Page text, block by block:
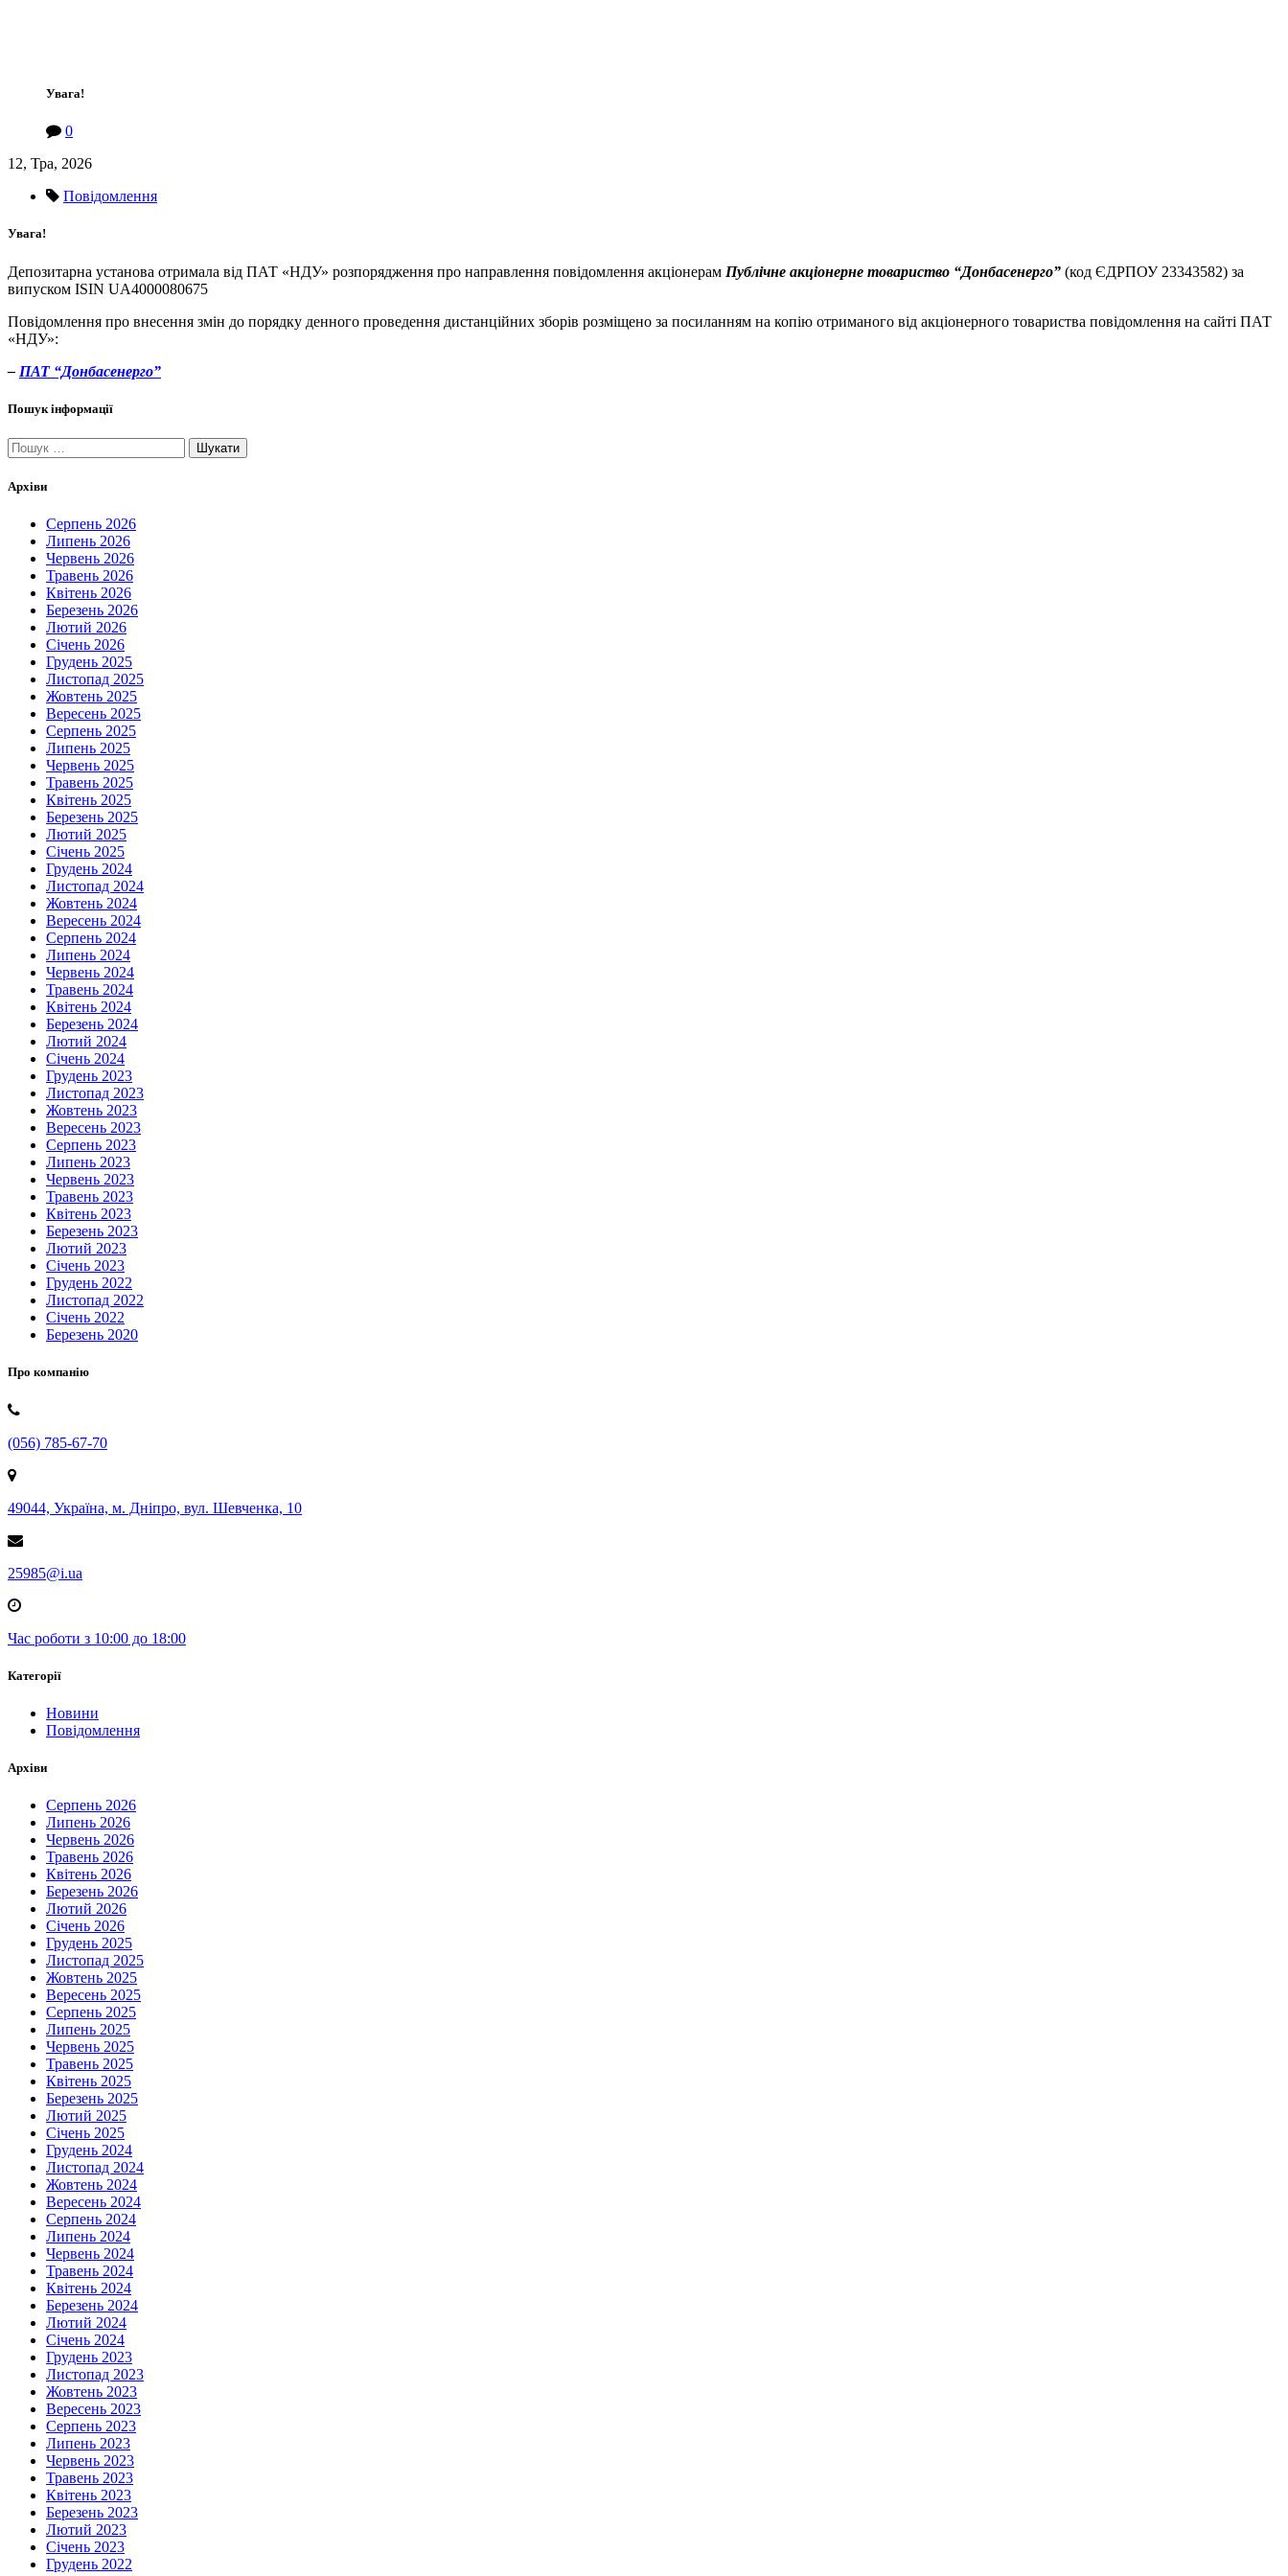
Увага!
0
12, Тра, 2026
Повідомлення
Увага!
Депозитарна установа отримала від ПАТ «НДУ» розпорядження про направлення повідомлення акціонерам Публічне акціонерне товариство “Донбасенерго” (код ЄДРПОУ 23343582) за
випуском ISIN UA4000080675
Повідомлення про внесення змін до порядку денного проведення дистанційних зборів розміщено за посиланням на копію отриманого від акціонерного товариства повідомлення на сайті ПАТ
«НДУ»:
– ПАТ “Донбасенерго”
Пошук інформації
Пошук:
Архіви
Серпень 2026
Липень 2026
Червень 2026
Травень 2026
Квітень 2026
Березень 2026
Лютий 2026
Січень 2026
Грудень 2025
Листопад 2025
Жовтень 2025
Вересень 2025
Серпень 2025
Липень 2025
Червень 2025
Травень 2025
Квітень 2025
Березень 2025
Лютий 2025
Січень 2025
Грудень 2024
Листопад 2024
Жовтень 2024
Вересень 2024
Серпень 2024
Липень 2024
Червень 2024
Травень 2024
Квітень 2024
Березень 2024
Лютий 2024
Січень 2024
Грудень 2023
Листопад 2023
Жовтень 2023
Вересень 2023
Серпень 2023
Липень 2023
Червень 2023
Травень 2023
Квітень 2023
Березень 2023
Лютий 2023
Січень 2023
Грудень 2022
Листопад 2022
Січень 2022
Березень 2020
Про компанію
(056) 785-67-70
49044, Україна, м. Дніпро, вул. Шевченка, 10
25985@i.ua
Час роботи з 10:00 до 18:00
Категорії
Новини
Повідомлення
Архіви
Серпень 2026
Липень 2026
Червень 2026
Травень 2026
Квітень 2026
Березень 2026
Лютий 2026
Січень 2026
Грудень 2025
Листопад 2025
Жовтень 2025
Вересень 2025
Серпень 2025
Липень 2025
Червень 2025
Травень 2025
Квітень 2025
Березень 2025
Лютий 2025
Січень 2025
Грудень 2024
Листопад 2024
Жовтень 2024
Вересень 2024
Серпень 2024
Липень 2024
Червень 2024
Травень 2024
Квітень 2024
Березень 2024
Лютий 2024
Січень 2024
Грудень 2023
Листопад 2023
Жовтень 2023
Вересень 2023
Серпень 2023
Липень 2023
Червень 2023
Травень 2023
Квітень 2023
Березень 2023
Лютий 2023
Січень 2023
Грудень 2022